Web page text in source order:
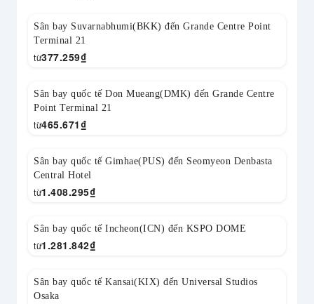
Sân bay Suvarnabhumi(BKK) đến Grande Centre Point
Terminal 21
₫
377.259
từ
Sân bay quốc tế Don Mueang(DMK) đến Grande Centre
Point Terminal 21
₫
465.671
từ
Sân bay quốc tế Gimhae(PUS) đến Seomyeon Denbasta
Central Hotel
₫
1.408.295
từ
Sân bay quốc tế Incheon(ICN) đến KSPO DOME
₫
1.281.842
từ
Sân bay quốc tế Kansai(KIX) đến Universal Studios
Osaka